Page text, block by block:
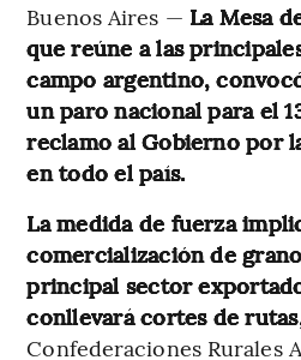
Buenos Aires — La Mesa
que reúne a las
campo argentino,
un paro nacional para el
reclamo al Gobierno por
en todo el país.
La medida de fuerza
comercialización de
principal sector
conllevará cortes de
Confederaciones Rurales